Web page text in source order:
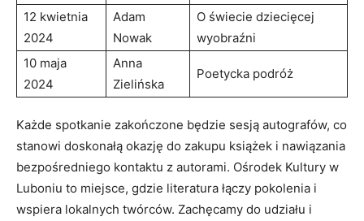
12 kwietnia
2024
Adam
Nowak
O świecie dziecięcej
wyobraźni
10 maja
2024
Anna
Zielińska
Poetycka podróż
Każde spotkanie zakończone będzie sesją autografów, co
stanowi doskonałą okazję do zakupu książek i nawiązania
bezpośredniego kontaktu z autorami. Ośrodek Kultury w
Luboniu to miejsce, gdzie literatura łączy pokolenia i
wspiera lokalnych twórców. Zachęcamy do udziału i